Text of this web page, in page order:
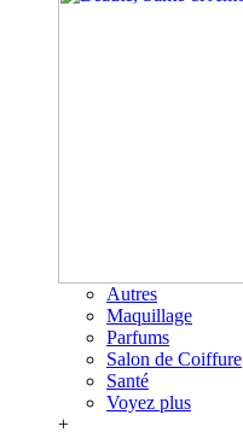
Autres
Maquillage
Parfums
Salon de Coiffure
Santé
Voyez plus
+